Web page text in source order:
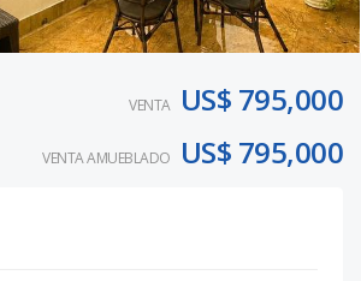
VENTA US$ 795,000
VENTA AMUEBLADO US$ 795,000